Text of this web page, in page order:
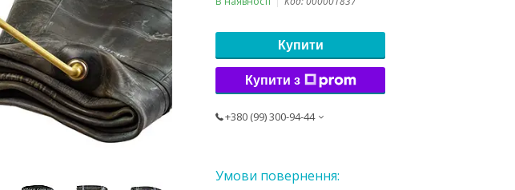
Купити
Купити з
+380 (99) 300-94-44